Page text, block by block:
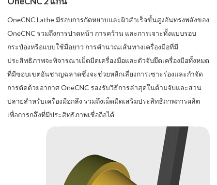
OneCNC Lathe มีรอบการกัดหยาบและผิวสำเร็จขั้นสูงอันทรงพลังของ
OneCNC รวมถึงการปาดหน้า การคว้าน และการเจาะทั้งแบบรอบ
กระป๋องหรือแบบใช้มือยาว การคำนวณเส้นทางเครื่องมือที่มี
ประสิทธิภาพจะพิจารณาเม็ดมีดเครื่องมือและตัวจับยึดเครื่องมือทั้งหมด
ที่มีขอบเขตอันชาญฉลาดซึ่งจะช่วยหลีกเลี่ยงการเซาะร่องและกำจัด
การตัดด้วยอากาศ OneCNC รองรับวิธีการล่าสุดในด้ามจับและส่วน
ปลายสำหรับเครื่องมือกลึง รวมถึงเม็ดมีดเสริมประสิทธิภาพการผลิต
เพื่อการกลึงที่มีประสิทธิภาพเชื่อถือได้